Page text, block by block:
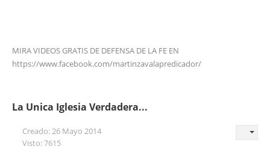
MIRA VIDEOS GRATIS DE DEFENSA DE LA FE EN
https://www.facebook.com/martinzavalapredicador/
La Unica Iglesia Verdadera...
Creado: 26 Mayo 2014
Visto: 7615